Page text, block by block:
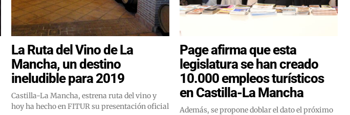
La Ruta del Vino de La
Mancha, un destino
ineludible para 2019
Castilla-La Mancha, estrena ruta del vino y
hoy ha hecho en FITUR su presentación oficial
Page afirma que esta
legislatura se han creado
10.000 empleos turísticos
en Castilla-La Mancha
Además, se propone doblar el dato el próximo